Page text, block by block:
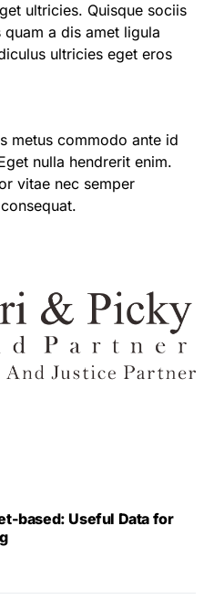
ultricies. Quisque sociis
a dis amet ligula
ultricies eget eros
metus commodo ante id
nulla hendrerit enim.
vitae nec semper
based: Useful Data for